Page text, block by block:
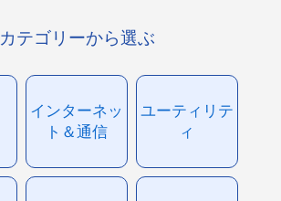
カテゴリーから選ぶ
インターネッ
ト＆通信
ユーティリテ
ィ